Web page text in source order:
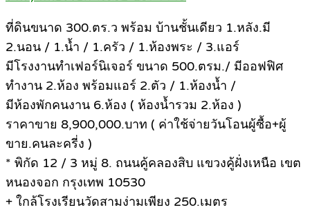
ที่ดินขนาด 300.ตร.ว พร้อม บ้านชั้นเดียว 1.หลัง.มี
2.นอน / 1.น้ำ / 1.ครัว / 1.ห้องพระ / 3.แอร์
มีโรงงานทำเฟอร์นิเจอร์ ขนาด 500.ตรม./ มีออฟฟิศ
ทำงาน 2.ห้อง พร้อมแอร์ 2.ตัว / 1.ห้องน้ำ /
มีห้องพักคนงาน 6.ห้อง ( ห้องน้ำรวม 2.ห้อง )
ราคาขาย 8,900,000.บาท ( ค่าใช้จ่ายวันโอนผู้ซื้อ+ผู้
ขาย.คนละครี่ง )
* พิกัด 12 / 3 หมู่ 8. ถนนคู้คลองสิบ แขวงคู้ฝั่งเหนือ เขต
หนองจอก กรุงเทพ 10530
+ ใกล้โรงเรียนวัดสามง่ามเพียง 250.เมตร